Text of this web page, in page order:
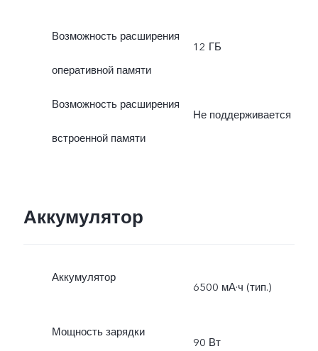
Возможность расширения
оперативной памяти
12 ГБ
Возможность расширения
встроенной памяти
Не поддерживается
Аккумулятор
Аккумулятор
6500 мА·ч (тип.)
Мощность зарядки
90 Вт